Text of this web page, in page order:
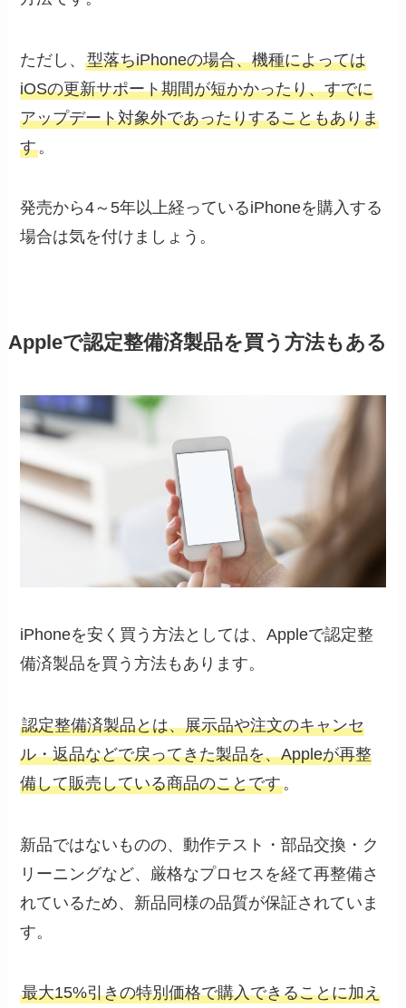
ただし、型落ちiPhoneの場合、機種によっては
iOSの更新サポート期間が短かかったり、すでに
アップデート対象外であったりすることもありま
す。
発売から4～5年以上経っているiPhoneを購入する
場合は気を付けましょう。
Appleで認定整備済製品を買う方法もある
iPhoneを安く買う方法としては、Appleで認定整
備済製品を買う方法もあります。
認定整備済製品とは、展示品や注文のキャンセ
ル・返品などで戻ってきた製品を、Appleが再整
備して販売している商品のことです。
新品ではないものの、動作テスト・部品交換・ク
リーニングなど、厳格なプロセスを経て再整備さ
れているため、新品同様の品質が保証されていま
す。
最大15%引きの特別価格で購入できることに加え